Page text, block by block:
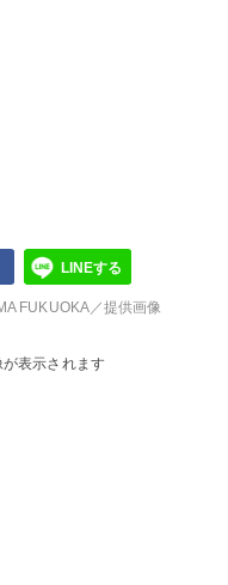
LINEする
FUKUOKA／提供画像
表示されます